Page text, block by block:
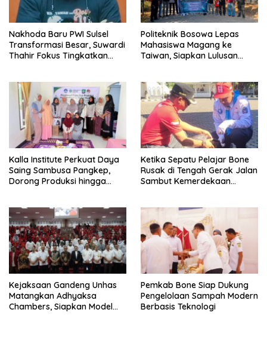
Nakhoda Baru PWI Sulsel
Transformasi Besar, Suwardi
Thahir Fokus Tingkatkan
Politeknik Bosowa Lepas
Mahasiswa Magang ke
Taiwan, Siapkan Lulusan
Kalla Institute Perkuat Daya
Saing Sambusa Pangkep,
Dorong Produksi hingga
Ketika Sepatu Pelajar Bone
Rusak di Tengah Gerak Jalan
Sambut Kemerdekaan
Kejaksaan Gandeng Unhas
Matangkan Adhyaksa
Chambers, Siapkan Model
Pemkab Bone Siap Dukung
Pengelolaan Sampah Modern
Berbasis Teknologi